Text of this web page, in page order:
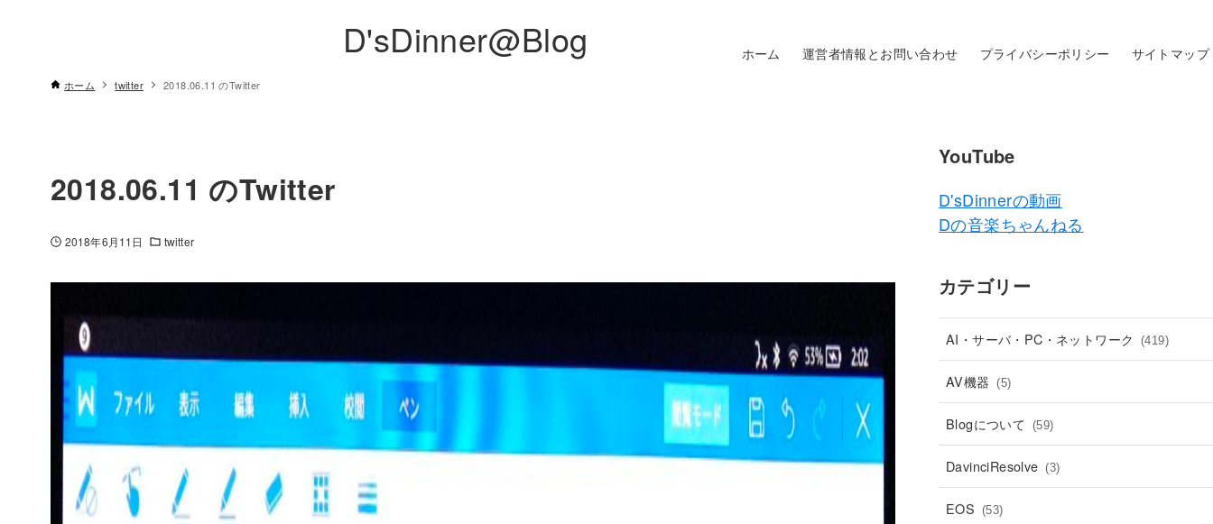
D'sDinner@Blog ホーム 運営者情報とお問い合わせ プライバシーポリシー サイトマップ
ホーム twitter 2018.06.11 のTwitter
2018.06.11 のTwitter
2018年6月11日 twitter
YouTube
D'sDinnerの動画
Dの音楽ちゃんねる
カテゴリー
AI・サーバ・PC・ネットワーク (419)
AV機器 (5)
Blogについて (59)
DavinciResolve (3)
EOS (53)